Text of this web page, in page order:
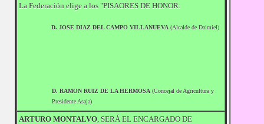
La Federación elige a los "PISAORES DE HONOR:
D. JOSE DIAZ DEL CAMPO VILLANUEVA (Alcalde de Daimiel)
D. RAMON RUIZ DE LA HERMOSA (Concejal de Agricultura y
Presidente Asaja)
ARTURO MONTALVO, SERÁ EL ENCARGADO DE